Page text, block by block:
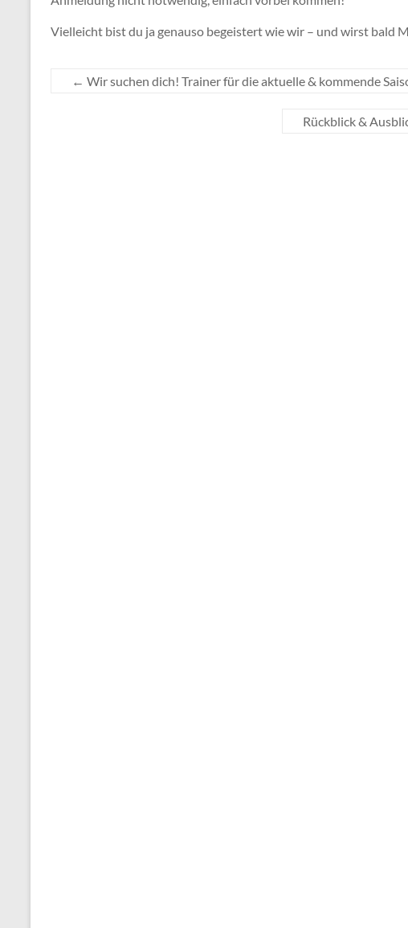
Vielleicht bist du ja genauso begeistert wie wir – und wirst bald
← Wir suchen dich! Trainer für die aktuelle & kommende
Rückblick &